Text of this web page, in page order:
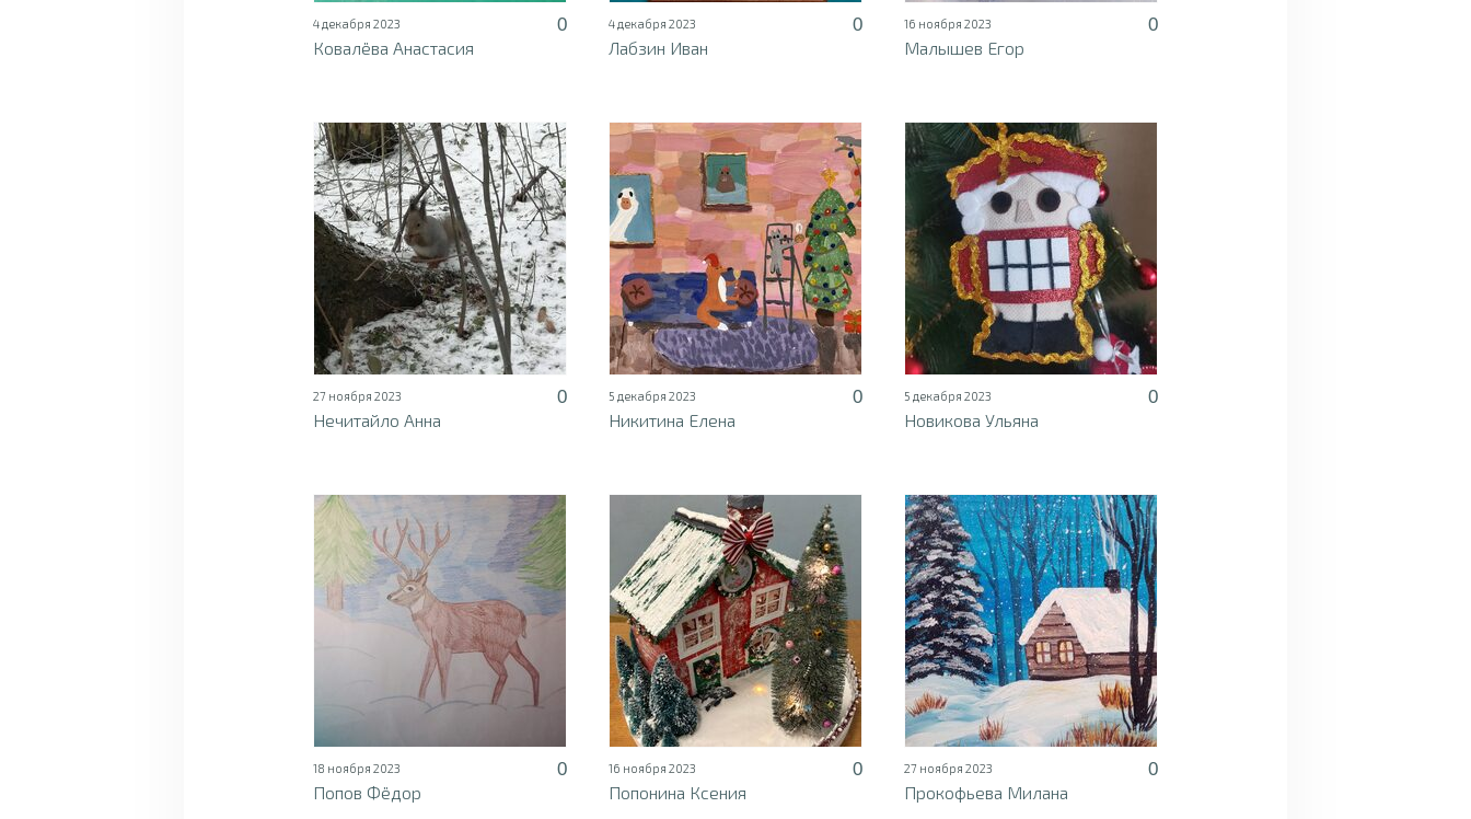
4 декабря 2023
0
Ковалёва Анастасия
4 декабря 2023
0
Лабзин Иван
16 ноября 2023
0
Малышев Егор
27 ноября 2023
0
Нечитайло Анна
5 декабря 2023
0
Никитина Елена
5 декабря 2023
0
Новикова Ульяна
18 ноября 2023
0
Попов Фёдор
16 ноября 2023
0
Попонина Ксения
27 ноября 2023
0
Прокофьева Милана